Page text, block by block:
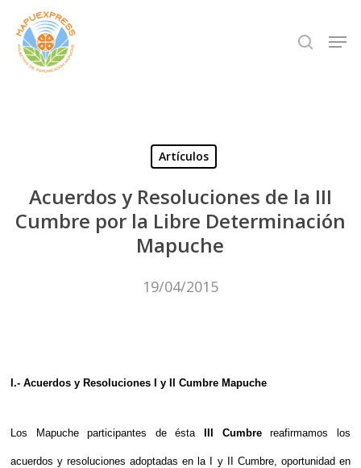
Skip
main
search
Artículos
Acuerdos y Resoluciones de la III
Cumbre por la Libre Determinación
Mapuche
19/04/2015
I.- Acuerdos y Resoluciones I y II Cumbre Mapuche
Los Mapuche participantes de ésta III Cumbrereafirmamos los
acuerdos y resoluciones adoptadas en la I y II Cumbre, oportunidad en
Close